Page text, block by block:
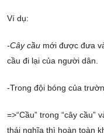
Ví dụ:
-Cây cầu mới được đưa
cầu đi lại của người dân.
-Trong đội bóng của
=>“Cầu” trong “cây cầu”
thái nghĩa thì hoàn toàn